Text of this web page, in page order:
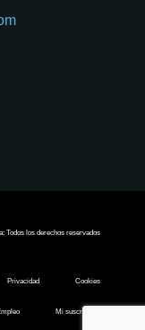
Todos los derechos reservados
Privacidad Cookies
Mi suscripción